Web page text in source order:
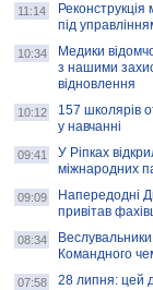
11:14
Реконструкція
під
10:34
Медики
з нашими
відновлення
10:12
157 школярів
у навчанні
09:41
У Ріпках
міжнародних
09:09
Напередодні
привітав
08:34
Командного
07:58 28 липня: цей